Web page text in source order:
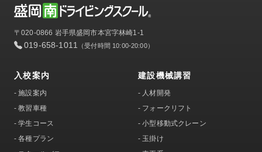
〒020-0866 岩手県盛岡市本宮字林崎1-1
019-658-1011 （受付時間 10:00-20:00）
入校案内
-施設案内
-教習車種
-学生コース
-各種プラン
建設機械講習
- 人材開発
- フォークリフト
-小型移動式クレーン
- 玉掛け